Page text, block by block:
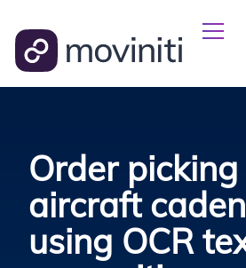
Order
aircraft
using OCR